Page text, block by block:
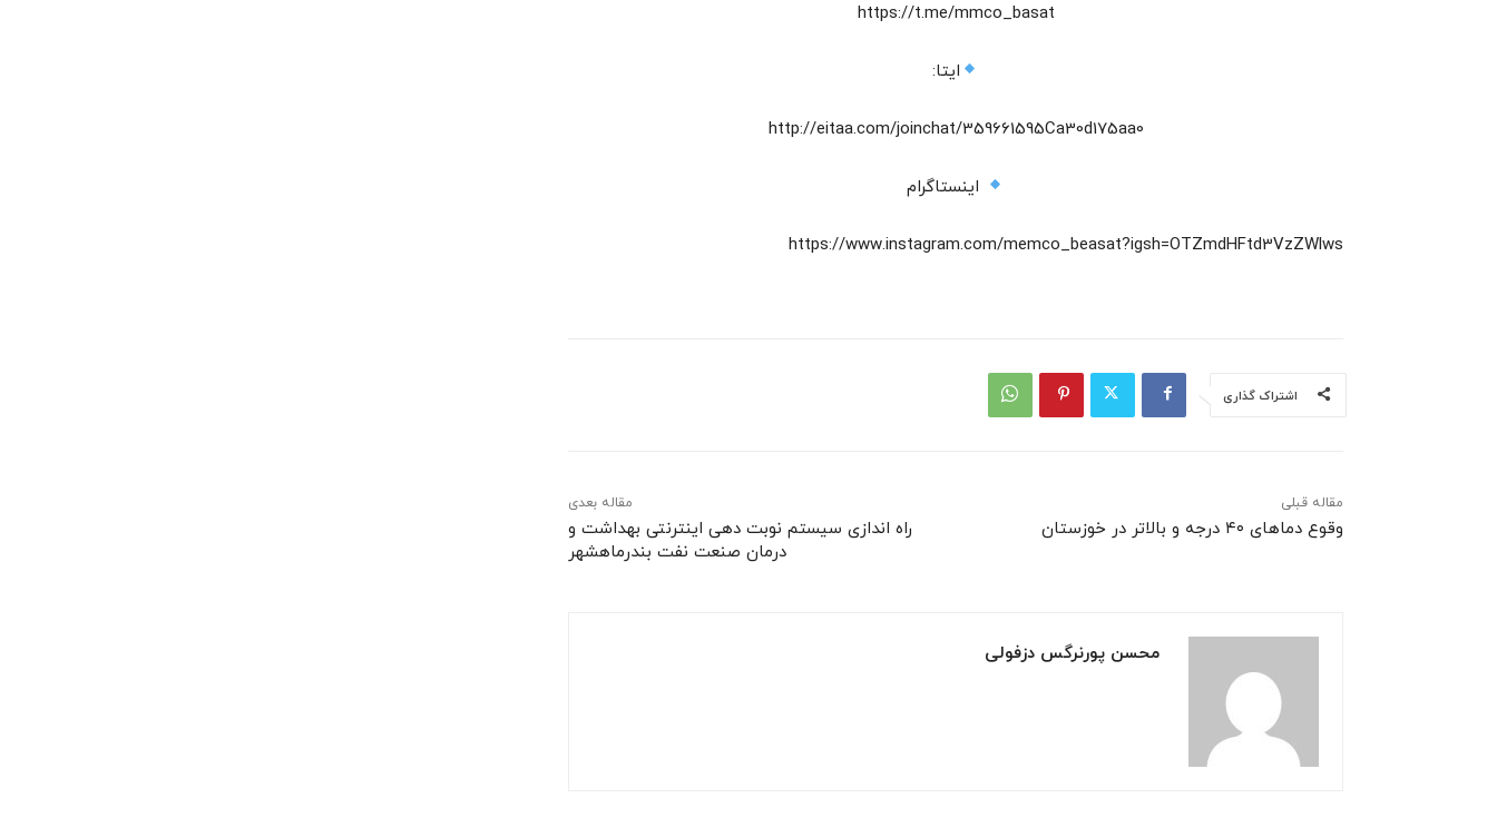
https://t.me/mmco_basat
ایتا:
http://eitaa.com/joinchat/359661595Ca30d175aa0
اینستاگرام
https://www.instagram.com/memco_beasat?igsh=OTZmdHFtd3VzZWlws
اشتراک گذاری
مقاله قبلی
وقوع دماهای ۴۰ درجه و بالاتر در خوزستان
مقاله بعدی
راه اندازی سیستم نوبت دهی اینترنتی بهداشت و
درمان صنعت نفت بندرماهشهر
محسن پورنرگس دزفولی